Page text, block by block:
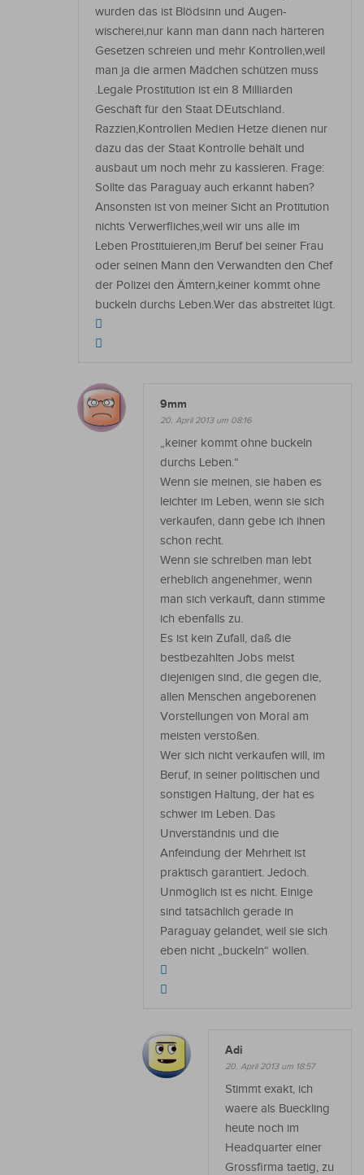
wurden das ist Blödsinn und Augen-
wischerei,nur kann man dann nach härteren
Gesetzen schreien und mehr Kontrollen,weil
man ja die armen Mädchen schützen muss
.Legale Prostitution ist ein 8 Milliarden
Geschäft für den Staat DEutschland.
Razzien,Kontrollen Medien Hetze dienen nur
dazu das der Staat Kontrolle behält und
ausbaut um noch mehr zu kassieren. Frage:
Sollte das Paraguay auch erkannt haben?
Ansonsten ist von meiner Sicht an Protitution
nichts Verwerfliches,weil wir uns alle im
Leben Prostituieren,im Beruf bei seiner Frau
oder seinen Mann den Verwandten den Chef
der Polizei den Ämtern,keiner kommt ohne
buckeln durchs Leben.Wer das abstreitet lügt.
9mm
20. April 2013 um 08:16
„keiner kommt ohne buckeln
durchs Leben.“
Wenn sie meinen, sie haben es
leichter im Leben, wenn sie sich
verkaufen, dann gebe ich ihnen
schon recht.
Wenn sie schreiben man lebt
erheblich angenehmer, wenn
man sich verkauft, dann stimme
ich ebenfalls zu.
Es ist kein Zufall, daß die
bestbezahlten Jobs meist
diejenigen sind, die gegen die,
allen Menschen angeborenen
Vorstellungen von Moral am
meisten verstoßen.
Wer sich nicht verkaufen will, im
Beruf, in seiner politischen und
sonstigen Haltung, der hat es
schwer im Leben. Das
Unverständnis und die
Anfeindung der Mehrheit ist
praktisch garantiert. Jedoch.
Unmöglich ist es nicht. Einige
sind tatsächlich gerade in
Paraguay gelandet, weil sie sich
eben nicht „buckeln“ wollen.
Adi
20. April 2013 um 18:57
Stimmt exakt, ich
waere als Bueckling
heute noch im
Headquarter einer
Grossfirma taetig, zu